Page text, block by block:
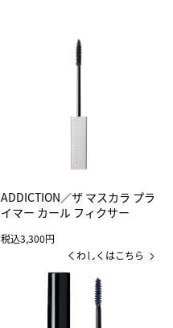
ADDICTION／ザ マスカラ プラ
イマー カール フィクサー
税込3,300円
くわしくはこちら